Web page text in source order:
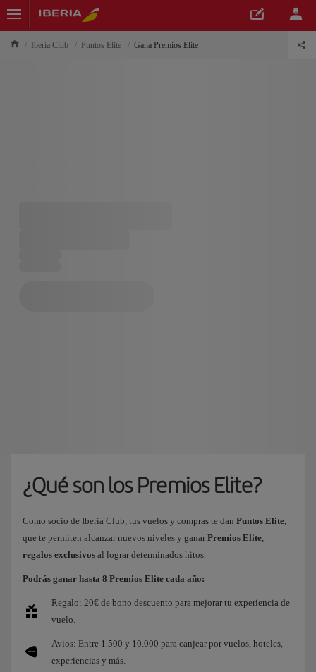
Iberia Club Puntos Elite Gana Premios Elite
¿Qué son los Premios Elite?
Como socio de Iberia Club, tus vuelos y compras te dan Puntos Elite,
que te permiten alcanzar nuevos niveles y ganar Premios Elite,
regalos exclusivos al lograr determinados hitos.
Podrás ganar hasta 8 Premios Elite cada año:
Regalo: 20€ de bono descuento para mejorar tu experiencia de
vuelo.
Avios: Entre 1.500 y 10.000 para canjear por vuelos, hoteles,
experiencias y más.